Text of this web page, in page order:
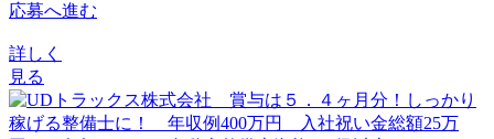
応募へ進む
詳しく
見る